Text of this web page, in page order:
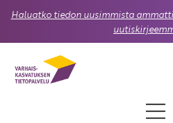
Haluatko tiedon uusimmista